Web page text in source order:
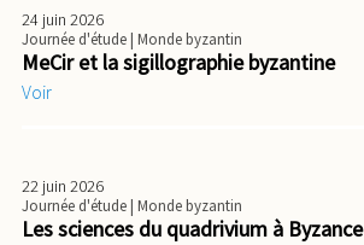
24 juin 2026
Journée d'étude| Monde byzantin
MeCir et la sigillographie byzantine
Voir
22 juin 2026
Journée d'étude| Monde byzantin
Les sciences du quadrivium à Byzance